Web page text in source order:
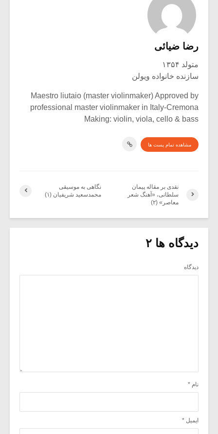
رضا ضیائی
متولد ۱۳۵۴
سازنده خانواده ویولن
Maestro liutaio (master violinmaker) Approved by
professional master violinmaker in Italy-Cremona
Making: violin, viola, cello & bass
مشاهده تمام پست ها
نگاهی به موسیقی
محمدسعید شریفیان (۱)
نقدی بر مقاله پیمان
سلطانی، «آهنگ شعر
معاصر» (۲)
دیدگاه ها ۲
دیدگاه
نام *
ایمیل *